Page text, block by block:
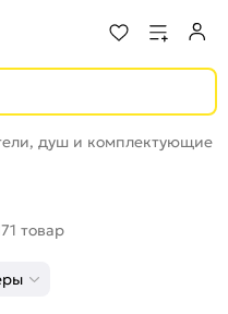
душ и комплектующие
товар